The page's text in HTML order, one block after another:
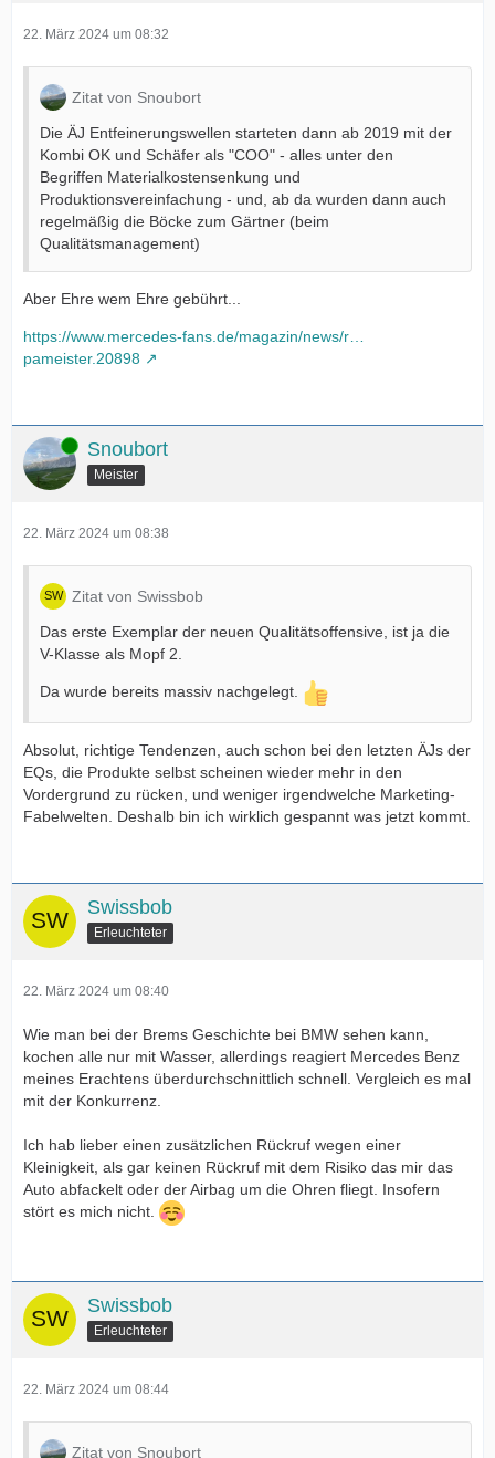
22. März 2024 um 08:32
Zitat von Snoubort
Die ÄJ Entfeinerungswellen starteten dann ab 2019 mit der
Kombi OK und Schäfer als "COO" - alles unter den
Begriffen Materialkostensenkung und
Produktionsvereinfachung - und, ab da wurden dann auch
regelmäßig die Böcke zum Gärtner (beim
Qualitätsmanagement)
Aber Ehre wem Ehre gebührt...
https://www.mercedes-fans.de/magazin/news/r…
pameister.20898
Online Snoubort
Meister
22. März 2024 um 08:38
Zitat von Swissbob
Das erste Exemplar der neuen Qualitätsoffensive, ist ja die
V-Klasse als Mopf 2.
Da wurde bereits massiv nachgelegt.
Absolut, richtige Tendenzen, auch schon bei den letzten ÄJs der
EQs, die Produkte selbst scheinen wieder mehr in den
Vordergrund zu rücken, und weniger irgendwelche Marketing-
Fabelwelten. Deshalb bin ich wirklich gespannt was jetzt kommt.
Swissbob
Erleuchteter
22. März 2024 um 08:40
Wie man bei der Brems Geschichte bei BMW sehen kann,
kochen alle nur mit Wasser, allerdings reagiert Mercedes Benz
meines Erachtens überdurchschnittlich schnell. Vergleich es mal
mit der Konkurrenz.
Ich hab lieber einen zusätzlichen Rückruf wegen einer
Kleinigkeit, als gar keinen Rückruf mit dem Risiko das mir das
Auto abfackelt oder der Airbag um die Ohren fliegt. Insofern
stört es mich nicht.
Swissbob
Erleuchteter
22. März 2024 um 08:44
Zitat von Snoubort